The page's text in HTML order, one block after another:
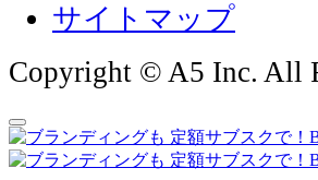
サイトマップ
Copyright © A5 Inc. All